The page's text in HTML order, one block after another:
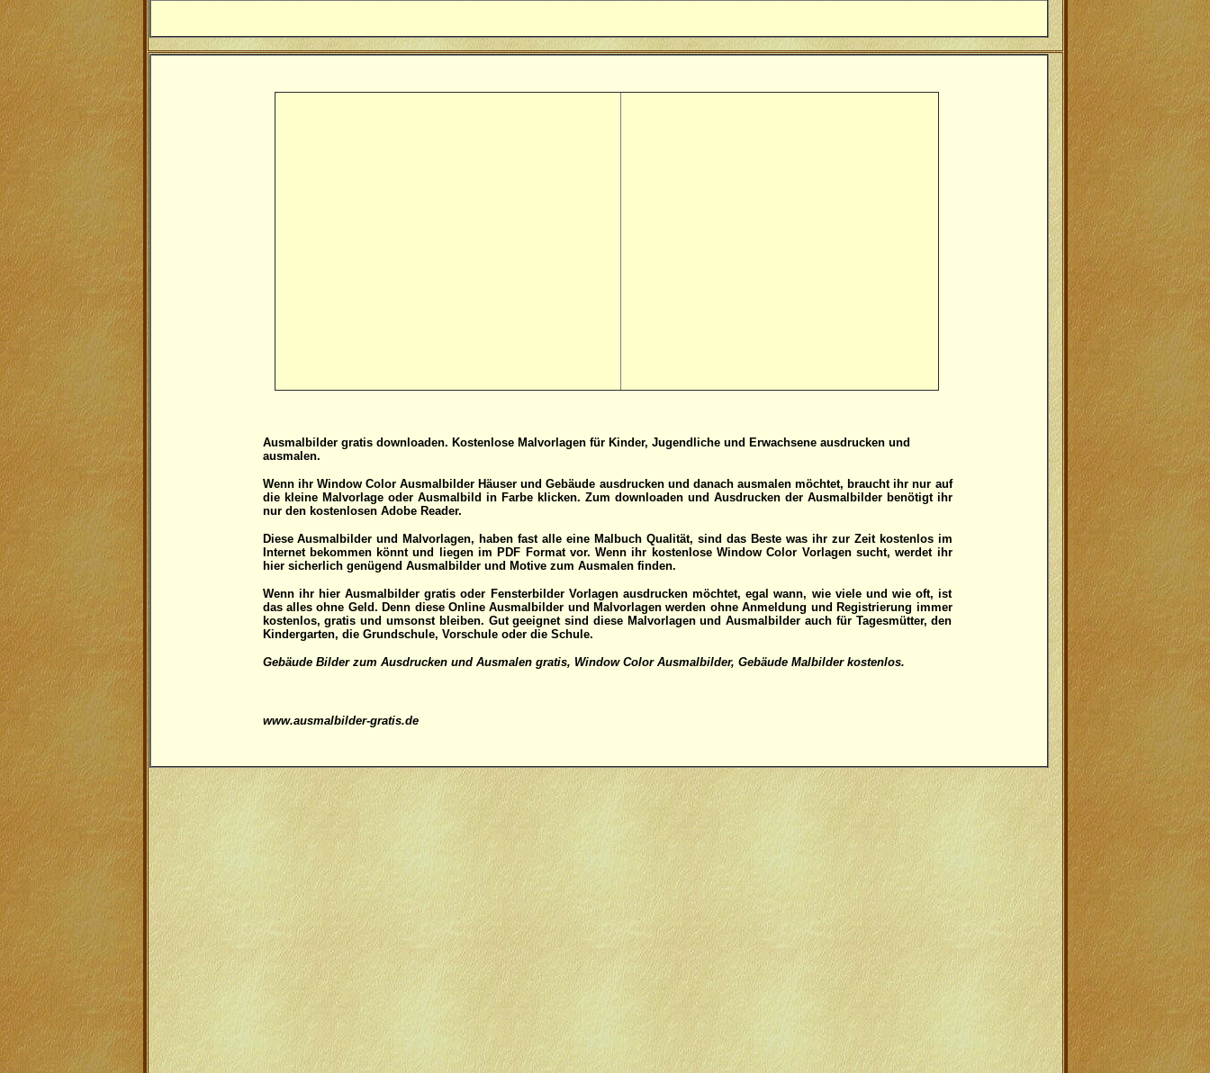
Ausmalbilder gratis downloaden. Kostenlose Malvorlagen für Kinder, Jugendliche und Erwachsene ausdrucken und
ausmalen.
Wenn ihr Window Color Ausmalbilder Häuser und Gebäude ausdrucken und danach ausmalen möchtet, braucht ihr nur auf
die kleine Malvorlage oder Ausmalbild in Farbe klicken. Zum downloaden und Ausdrucken der Ausmalbilder benötigt ihr
nur den kostenlosen Adobe Reader.
Diese Ausmalbilder und Malvorlagen, haben fast alle eine Malbuch Qualität, sind das Beste was ihr zur Zeit kostenlos im
Internet bekommen könnt und liegen im PDF Format vor. Wenn ihr kostenlose Window Color Vorlagen sucht, werdet ihr
hier sicherlich genügend Ausmalbilder und Motive zum Ausmalen finden.
Wenn ihr hier Ausmalbilder gratis oder Fensterbilder Vorlagen ausdrucken möchtet, egal wann, wie viele und wie oft, ist
das alles ohne Geld. Denn diese Online Ausmalbilder und Malvorlagen werden ohne Anmeldung und Registrierung immer
kostenlos, gratis und umsonst bleiben. Gut geeignet sind diese Malvorlagen und Ausmalbilder auch für Tagesmütter, den
Kindergarten, die Grundschule, Vorschule oder die Schule.
GebäudeBilder zum Ausdrucken und Ausmalen gratis, Window Color Ausmalbilder, Gebäude Malbilder kostenlos.
www.ausmalbilder-gratis.de